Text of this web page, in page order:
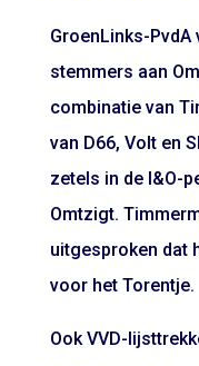
GroenLinks-
stemmers aan
combinatie van
van D66, Volt en
zetels in de I&O-
Omtzigt.
uitgesproken dat
voor het Torentje.
Ook VVD-